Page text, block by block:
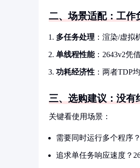
二、场景适配：工作
多任务处理 ：渲染/虚拟
单线程性能：2643v2凭
功耗经济性 ：两者TDP
三、选购建议：没有
关键看使用场景：
需要同时运行多个程序
追求单任务响应速度？